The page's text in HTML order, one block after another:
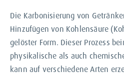
Die Karbonisierung von
Hinzufügen von Kohlensäure
gelöster Form. Dieser Prozess
physikalische als auch
kann auf verschiedene Arten